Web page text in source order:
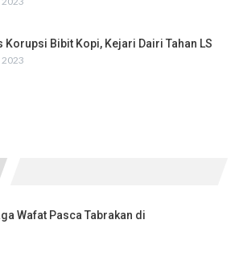
Korupsi Bibit Kopi, Kejari Dairi Tahan LS
2023
Wafat Pasca Tabrakan di